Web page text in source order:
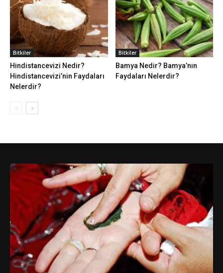
Bitkiler
Hindistancevizi Nedir?
Hindistancevizi’nin Faydaları
Nelerdir?
Bitkiler
Bamya Nedir? Bamya’nın
Faydaları Nelerdir?